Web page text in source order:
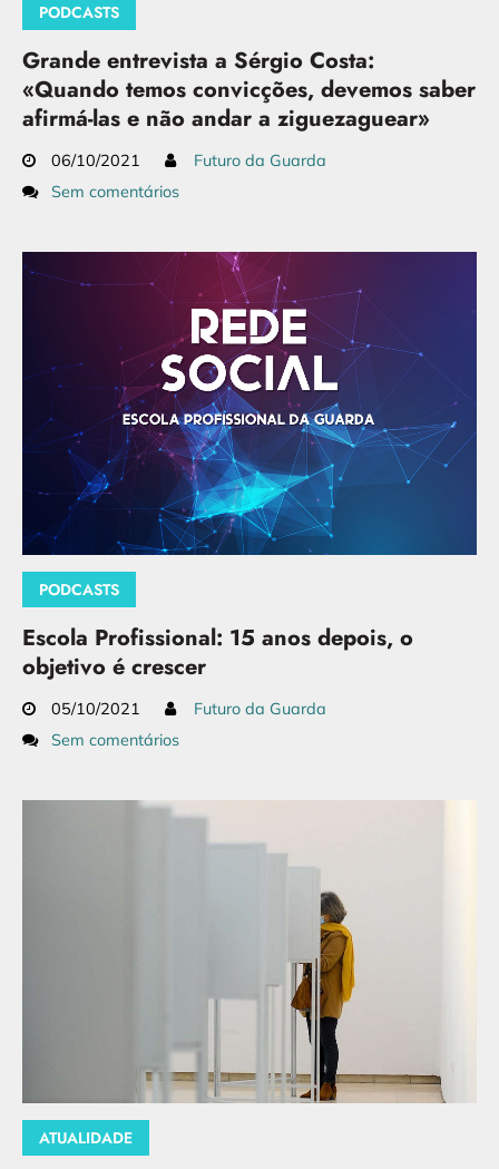
PODCASTS
Grande entrevista a Sérgio Costa:
«Quando temos convicções, devemos saber
afirmá-las e não andar a ziguezaguear»
06/10/2021
Futuro da Guarda
Sem comentários
PODCASTS
Escola Profissional: 15 anos depois, o
objetivo é crescer
05/10/2021
Futuro da Guarda
Sem comentários
ATUALIDADE